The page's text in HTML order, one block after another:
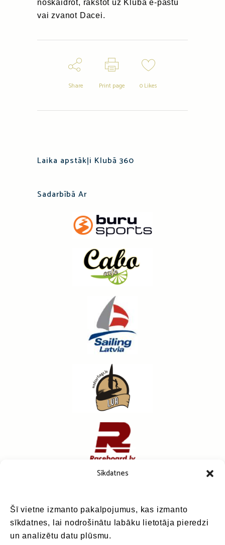
Sīkdatnes
Šī vietne izmanto pakalpojumus, kas izmanto
sīkdatnes, lai nodrošinātu labāku lietotāja pieredzi
un analizētu datu plūsmu.
noskaidrot, rakstot uz Kluba e-pastu
vai zvanot Dacei.
Share Print page 0Likes
Laika apstākļi Klubā 360
Sadarbībā Ar